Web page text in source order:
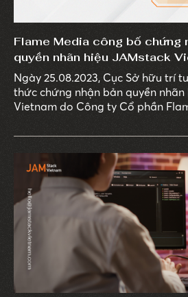
Flame Media công bố chứng
quyền nhãn hiệu JAMstack
Ngày 25.08.2023, Cục Sở hữu trí
thức chứng nhận bản quyền nhãn
Vietnam do Công ty Cổ phần
này có ý nghĩa đặc biệt trong
hữu trí tuệ; ngăn chặn xâm
giá trị nhãn hiệu.